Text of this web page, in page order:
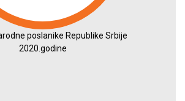
poslanike Republike Srbije
2020.godine